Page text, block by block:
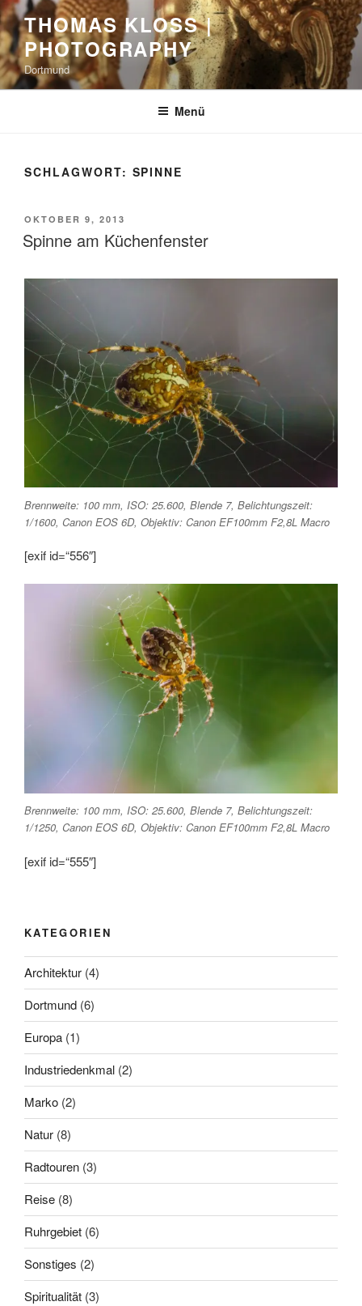
Zum
Inhalt
springen
THOMAS KLOSS |
PHOTOGRAPHY
Dortmund
Menü
SCHLAGWORT: SPINNE
VERÖFFENTLICHT
AM
OKTOBER 9, 2013
Spinne am Küchenfenster
Brennweite: 100 mm, ISO: 25.600, Blende 7, Belichtungszeit:
1/1600, Canon EOS 6D, Objektiv: Canon EF100mm F2,8L Macro
[exif id=“556″]
Brennweite: 100 mm, ISO: 25.600, Blende 7, Belichtungszeit:
1/1250, Canon EOS 6D, Objektiv: Canon EF100mm F2,8L Macro
[exif id=“555″]
KATEGORIEN
Architektur (4)
Dortmund (6)
Europa (1)
Industriedenkmal (2)
Marko (2)
Natur (8)
Radtouren (3)
Reise (8)
Ruhrgebiet (6)
Sonstiges (2)
Spiritualität (3)